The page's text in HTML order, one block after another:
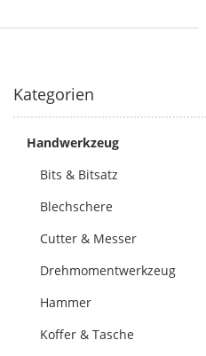
Kategorien
Handwerkzeug
Bits & Bitsatz
Blechschere
Cutter & Messer
Drehmomentwerkzeug
Hammer
Koffer & Tasche